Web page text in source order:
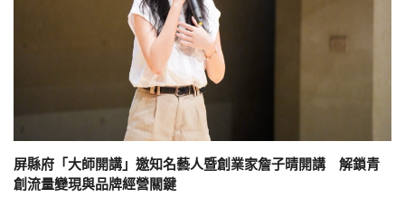
屏縣府「大師開講」邀知名藝人暨創業家詹子晴開講 解鎖青
創流量變現與品牌經營關鍵